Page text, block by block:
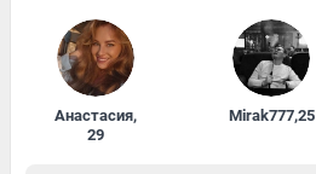
Анастасия,
29
Mirak777,25